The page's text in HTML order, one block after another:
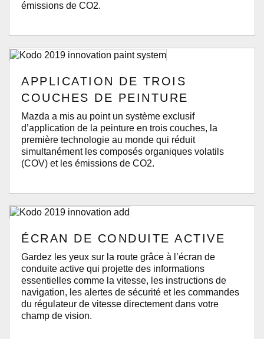
émissions de CO2.
APPLICATION DE TROIS
COUCHES DE PEINTURE
Mazda a mis au point un système exclusif
d’application de la peinture en trois couches, la
première technologie au monde qui réduit
simultanément les composés organiques volatils
(COV) et les émissions de CO2.
ÉCRAN DE CONDUITE ACTIVE
Gardez les yeux sur la route grâce à l’écran de
conduite active qui projette des informations
essentielles comme la vitesse, les instructions de
navigation, les alertes de sécurité et les commandes
du régulateur de vitesse directement dans votre
champ de vision.